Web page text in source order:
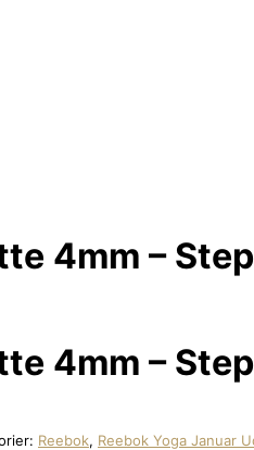
4mm –
4mm –
Reebok, Reebok Yoga Januar